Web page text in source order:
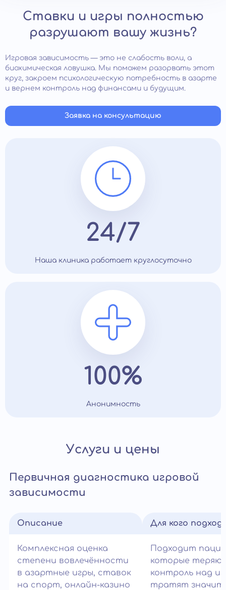
Ставки и игры полностью
разрушают вашу жизнь?
Игровая зависимость — это не слабость воли, а
биохимическая ловушка. Мы поможем разорвать этот
круг, закроем психологическую потребность в азарте
и вернем контроль над финансами и будущим.
Заявка на консультацию
24/7
Наша клиника работает круглосуточно
100%
Анонимность
Услуги и цены
Первичная диагностика игровой
зависимости
Описание
Комплексная оценка
степени вовлечённости
в азартные игры, ставок
на спорт, онлайн-казино
Для кого
Подходит
которые
контроль над
тратят